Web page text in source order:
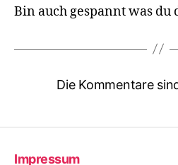
Bin auch gespannt was du
Die Kommentare
Impressum